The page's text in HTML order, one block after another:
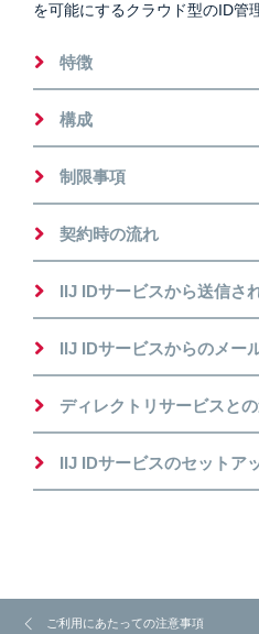
を可能にするクラウド型のID管
特徴
構成
制限事項
契約時の流れ
IIJ IDサービスから送信さ
IIJ IDサービスからのメー
ディレクトリサービスと
IIJ IDサービスのセットア
ご利用にあたっての注意事項